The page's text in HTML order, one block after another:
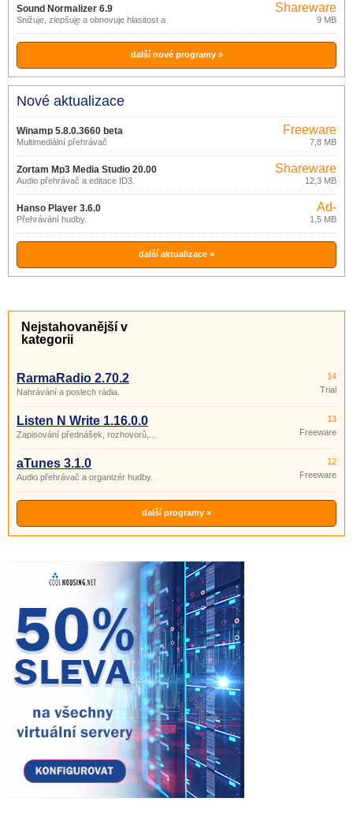
Sound Normalizer 6.9
Snižuje, zlepšuje a obnovuje hlasitost a
velikost souborů.
Shareware
9 MB
další nové programy »
Nové aktualizace
Winamp 5.8.0.3660 beta
Multimediální přehrávač
Freeware
7,8 MB
Zortam Mp3 Media Studio 20.00
Audio přehrávač a editace ID3.
Shareware
12,3 MB
Hanso Player 3.6.0
Přehrávání hudby.
Ad-
supported
1,5 MB
další aktualizace »
Nejstahovanější v
kategorii
RarmaRadio 2.70.2
Nahrávání a poslech rádia.
14
Trial
Listen N Write 1.16.0.0
Zapisování přednášek, rozhovorů,...
13
Freeware
aTunes 3.1.0
Audio přehrávač a organizér hudby.
12
Freeware
další programy »